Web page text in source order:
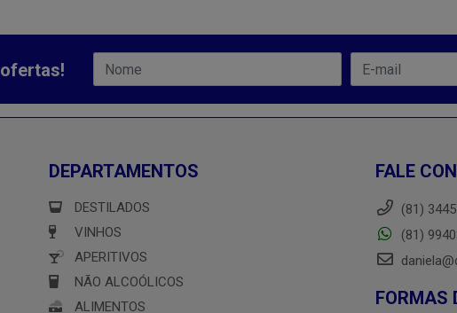
DEPARTAMENTOS
DESTILADOS
VINHOS
APERITIVOS
NÃO ALCOÓLICOS
ALIMENTOS
FALE
(81)
(81)
FORMAS